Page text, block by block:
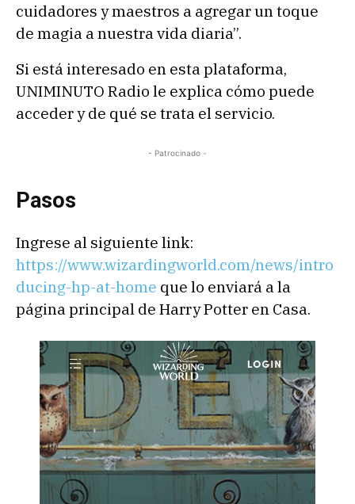
cuidadores y maestros a agregar un toque
de magia a nuestra vida diaria”.
Si está interesado en esta plataforma,
UNIMINUTO Radio le explica cómo puede
acceder y de qué se trata el servicio.
- Patrocinado -
Pasos
Ingrese al siguiente link:
https://www.wizardingworld.com/news/intro
ducing-hp-at-home que lo enviará a la
página principal de Harry Potter en Casa.